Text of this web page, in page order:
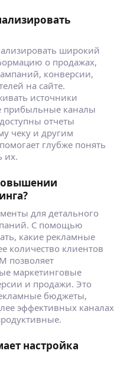
широкий
о продажах,
конверсии,
на сайте.
источники
прибыльные каналы
отчеты
чеку и другим
глубже понять
их.
для детального
С помощью
какие рекламные
количество клиентов
позволяет
маркетинговые
и продажи. Это
бюджеты,
эффективных каналах
настройка